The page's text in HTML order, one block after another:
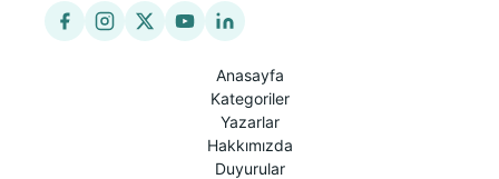
Anasayfa
Kategoriler
Yazarlar
Hakkımızda
Duyurular